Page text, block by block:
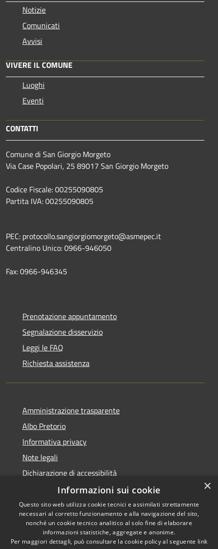
Notizie
Comunicati
Avvisi
VIVERE IL COMUNE
Luoghi
Eventi
CONTATTI
Comune di San Giorgio Morgeto
Via Case Popolari, 25 89017 San Giorgio Morgeto
Codice Fiscale: 00255090805
Partita IVA: 00255090805
PEC: protocollo.sangiorgiomorgeto@asmepec.it
Centralino Unico: 0966-946050
Fax: 0966-946345
Prenotazione appuntamento
Segnalazione disservizio
Leggi le FAQ
Richiesta assistenza
Amministrazione trasparente
Albo Pretorio
Informativa privacy
Note legali
Dichiarazione di accessibilità
Accessibilità
Privacy
Copyright © 2026 • Comune di
San Giorgio Morgeto •
Powered byMunicipium •
×
Informazioni sui cookie
Questo sito web utilizza cookie tecnici e assimilati strettamente
necessari al corretto funzionamento e alla navigazione del sito,
nonché un cookie tecnico analitico al solo fine di elaborare
informazioni statistiche, aggregate e anonime.
Per maggiori dettagli, può consultare la cookie policy al seguente link